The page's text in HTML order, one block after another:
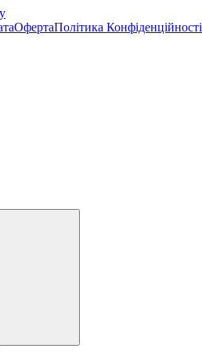
ОфертаПолітика Конфіденційності